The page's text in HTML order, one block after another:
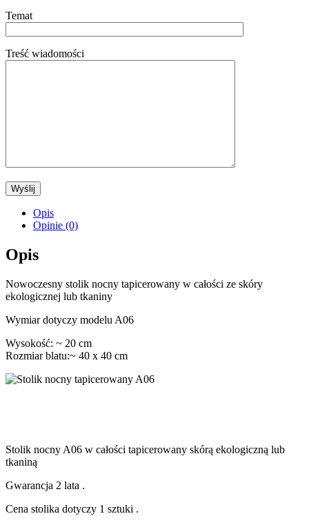
Temat
Treść wiadomości
Opis
Opinie (0)
Opis
Nowoczesny stolik nocny tapicerowany w całości ze skóry
ekologicznej lub tkaniny
Wymiar dotyczy modelu A06
Wysokość: ~ 20 cm
Rozmiar blatu:~ 40 x 40 cm
Stolik nocny A06 w całości tapicerowany skórą ekologiczną lub
tkaniną
Gwarancja 2 lata .
Cena stolika dotyczy 1 sztuki .